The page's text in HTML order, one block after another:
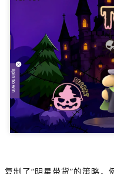
复制了“明星带货”的策略